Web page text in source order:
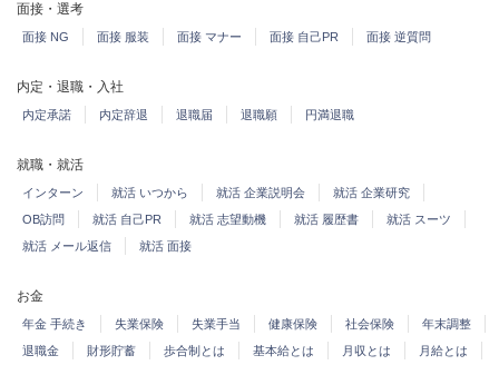
面接・選考
面接 NG 面接 服装 面接 マナー 面接 自己PR 面接 逆質問
内定・退職・入社
内定承諾 内定辞退 退職届 退職願 円満退職
就職・就活
インターン 就活 いつから 就活 企業説明会
就活 企業研究
OB訪問
就活 自己PR 就活 志望動機 就活 履歴書
就活 スーツ
就活 メール返信
就活 面接
お金
年金 手続き 失業保険 失業手当 健康保険 社会保険
年末調整
退職金
財形貯蓄 歩合制とは 基本給とは 月収とは
月給とは